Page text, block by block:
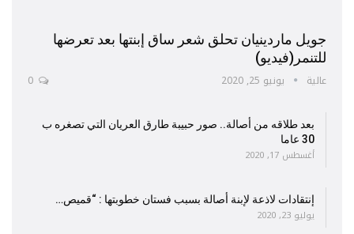
جويل ماردينيان تحلق شعر ساق إبنتها بعد تعرضها
للتنمر(فيديو)
عالية يونيو 25, 2020
بعد طلاقه من أصالة.. صور حبيبة طارق العريان التي تصغره ب
30 عاما
أغسطس 17, 2020
إنتقادات لاذعة لإبنة أصالة بسبب فستان خطوبتها : “قميص…
يوليو 23, 2020